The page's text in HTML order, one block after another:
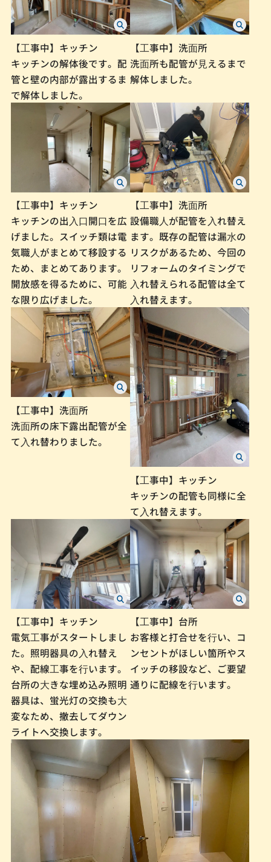
【⼯事中】キッチン
キッチンの解体後です。配
管と壁の内部が露出するま
で解体しました。
【⼯事中】洗⾯所
洗⾯所も配管が⾒えるまで
解体しました。
【⼯事中】キッチン
キッチンの出⼊⼝開⼝を広
げました。スイッチ類は電
気職⼈がまとめて移設する
ため、まとめてあります。
開放感を得るために、可能
な限り広げました。
【⼯事中】洗⾯所
設備職⼈が配管を⼊れ替え
ます。既存の配管は漏⽔の
リスクがあるため、今回の
リフォームのタイミングで
⼊れ替えられる配管は全て
⼊れ替えます。
【⼯事中】洗⾯所
洗⾯所の床下露出配管が全
て⼊れ替わりました。
【⼯事中】キッチン
キッチンの配管も同様に全
て⼊れ替えます。
【⼯事中】キッチン
電気⼯事がスタートしまし
た。照明器具の⼊れ替え
や、配線⼯事を⾏います。
台所の⼤きな埋め込み照明
器具は、蛍光灯の交換も⼤
変なため、撤去してダウン
ライトへ交換します。
【⼯事中】台所
お客様と打合せを⾏い、コ
ンセントがほしい箇所やス
イッチの移設など、ご要望
通りに配線を⾏います。